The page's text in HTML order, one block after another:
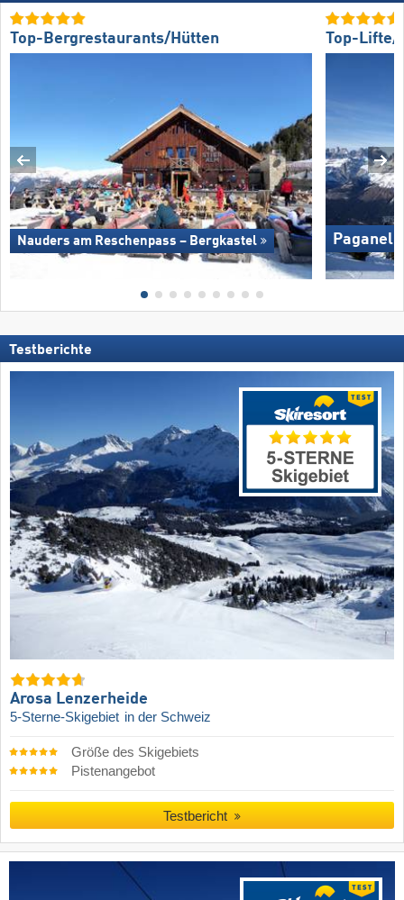
Top-Bergrestaurants/Hütten
Nauders am Reschenpass – Bergkastel
Top-Lifte/
Testberichte
Arosa Lenzerheide
5-Sterne-Skigebiet in der Schweiz
Größe des Skigebiets
Pistenangebot
Testbericht